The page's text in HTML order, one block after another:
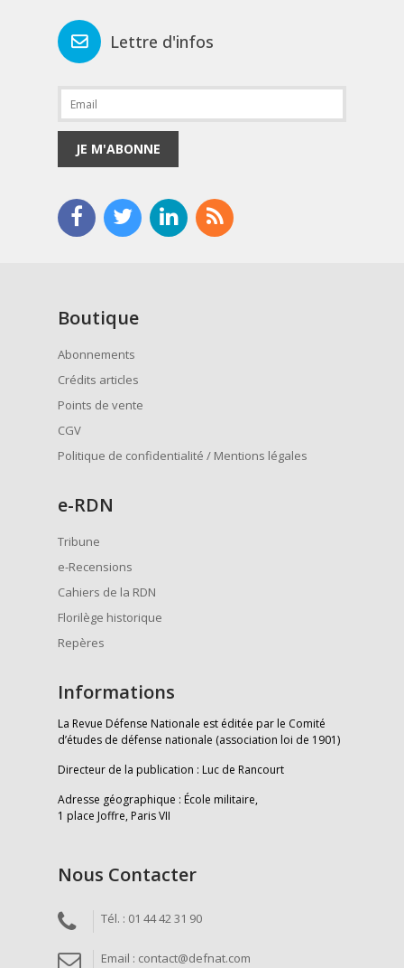
Lettre d'infos
JE M'ABONNE
Boutique
Abonnements
Crédits articles
Points de vente
CGV
Politique de confidentialité / Mentions légales
e-RDN
Tribune
e-Recensions
Cahiers de la RDN
Florilège historique
Repères
Informations
La Revue Défense Nationale est éditée par le Comité
d’études de défense nationale (association loi de 1901)
Directeur de la publication : Luc de Rancourt
Adresse géographique : École militaire,
1 place Joffre, Paris VII
Nous Contacter
Tél. : 01 44 42 31 90
Email : contact@defnat.com